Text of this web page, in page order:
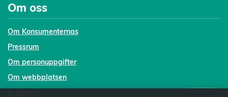
Om oss
Om Konsumenternas
Pressrum
Om personuppgifter
Om webbplatsen